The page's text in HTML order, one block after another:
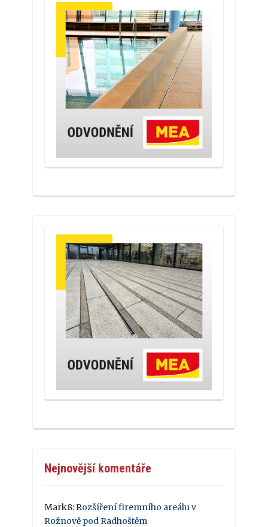
Nejnovější komentáře
Mark8: Rozšíření firemního areálu v
Rožnově pod Radhoštěm